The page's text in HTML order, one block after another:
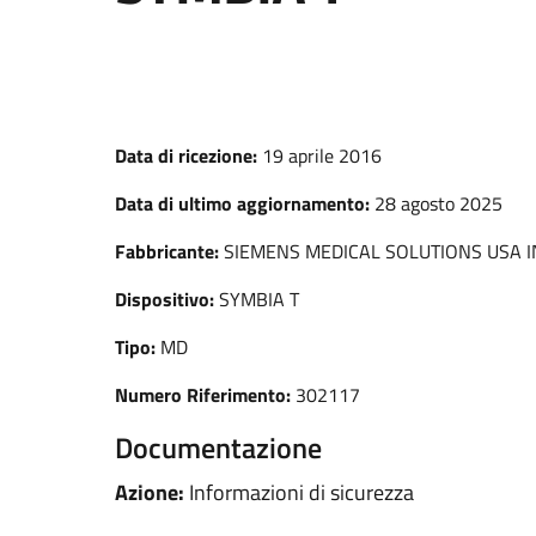
Data di ricezione: 19 aprile 2016
Data di ultimo aggiornamento: 28 agosto 2025
Fabbricante:SIEMENS MEDICAL SOLUTIONS USA
Dispositivo:SYMBIA T
Tipo: MD
Numero Riferimento: 302117
Documentazione
Azione: Informazioni di sicurezza